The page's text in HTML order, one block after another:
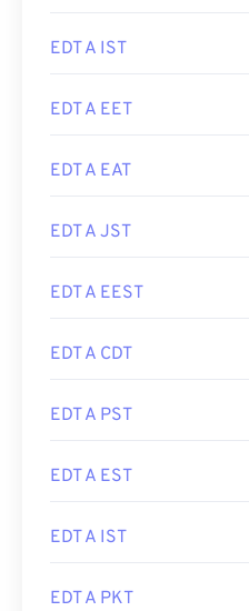
EDT A IST
EDT A EET
EDT A EAT
EDT A JST
EDT A EEST
EDT A CDT
EDT A PST
EDT A EST
EDT A IST
EDT A PKT